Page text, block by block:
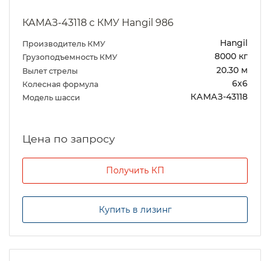
КАМАЗ-43118 с КМУ Hangil 986
Производитель КМУ Hangil
Грузоподъемность КМУ 8000 кг
Вылет стрелы 20.30 м
Колесная формула 6х6
Модель шасси КАМАЗ-43118
Цена по запросу
Получить КП
Купить в лизинг